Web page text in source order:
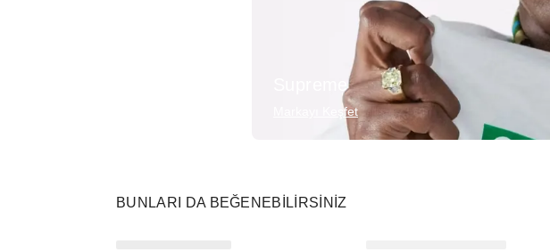
Supreme
Markayı Keşfet
BUNLARI DA BEĞENEBILIRSINIZ